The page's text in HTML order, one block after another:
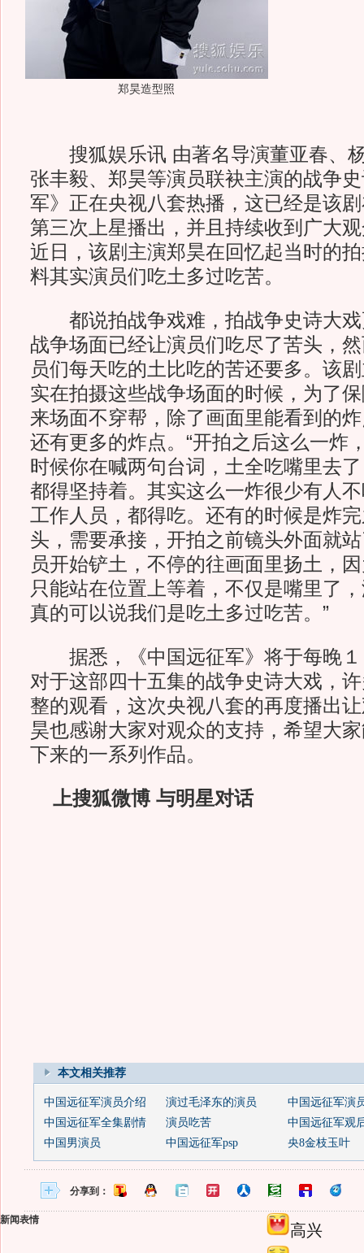
郑昊造型照
搜狐娱乐讯 由著名导演董亚春、
张丰毅、郑昊等演员联袂主演的战争
军》正在央视八套热播，这已经是该
第三次上星播出，并且持续收到广大
近日，该剧主演郑昊在回忆起当时的
料其实演员们吃土多过吃苦。
都说拍战争戏难，拍战争史诗大戏
战争场面已经让演员们吃尽了苦头，
员们每天吃的土比吃的苦还要多。该
实在拍摄这些战争场面的时候，为了
来场面不穿帮，除了画面里能看到的
还有更多的炸点。“开拍之后这么一炸
时候你在喊两句台词，土全吃嘴里去
都得坚持着。其实这么一炸很少有人
工作人员，都得吃。还有的时候是炸
头，需要承接，开拍之前镜头外面就
员开始铲土，不停的往画面里扬土，
只能站在位置上等着，不仅是嘴里了
真的可以说我们是吃土多过吃苦。”
据悉，《中国远征军》将于每晚１
对于这部四十五集的战争史诗大戏，
整的观看，这次央视八套的再度播出
昊也感谢大家对观众的支持，希望大
下来的一系列作品。
上搜狐微博 与明星对话
本文相关推荐
中国远征军演员介绍 演过毛泽东的演员
中国远征军演
中国远征军全集剧情
演员吃苦
中国远征军观
中国男演员
中国远征军psp 央8金枝玉叶
分享到：
新闻表情
高兴